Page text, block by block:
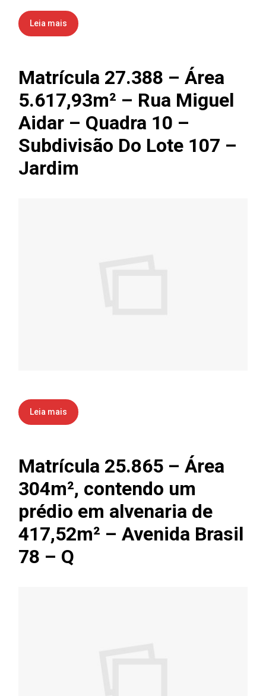
Leia mais
Matrícula 27.388 – Área
5.617,93m² – Rua Miguel
Aidar – Quadra 10 –
Subdivisão Do Lote 107 –
Jardim
Leia mais
Matrícula 25.865 – Área
304m², contendo um
prédio em alvenaria de
417,52m² – Avenida Brasil
78 – Q